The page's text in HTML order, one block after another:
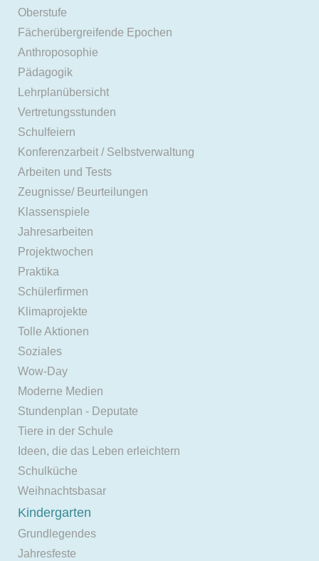
Oberstufe
Fächerübergreifende Epochen
Anthroposophie
Pädagogik
Lehrplanübersicht
Vertretungsstunden
Schulfeiern
Konferenzarbeit / Selbstverwaltung
Arbeiten und Tests
Zeugnisse/ Beurteilungen
Klassenspiele
Jahresarbeiten
Projektwochen
Praktika
Schülerfirmen
Klimaprojekte
Tolle Aktionen
Soziales
Wow-Day
Moderne Medien
Stundenplan - Deputate
Tiere in der Schule
Ideen, die das Leben erleichtern
Schulküche
Weihnachtsbasar
Kindergarten
Grundlegendes
Jahresfeste